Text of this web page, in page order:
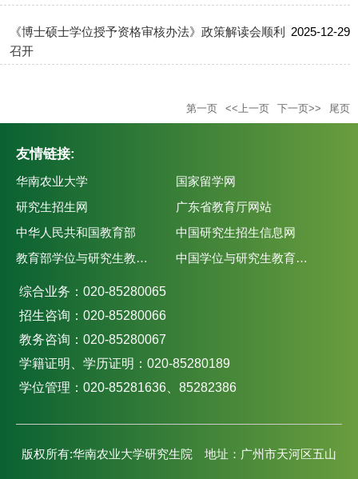
《博士硕士学位授予资格审核办法》政策解读会顺利
召开
2025-12-29
第一页 <<上一页 下一页>> 尾页
友情链接:
华南农业大学
国家留学网
研究生招生网
广东省教育厅网站
中华人民共和国教育部
中国研究生招生信息网
教育部学位与研究生教育发展中心
中国学位与研究生教育学会
综合业务：020-85280065
招生咨询：020-85280066
教务咨询：020-85280067
学籍证明、学历证明：020-85280189
学位管理：020-85281636、85282386
版权所有:华南农业大学研究生院 地址：广州市天河区五山